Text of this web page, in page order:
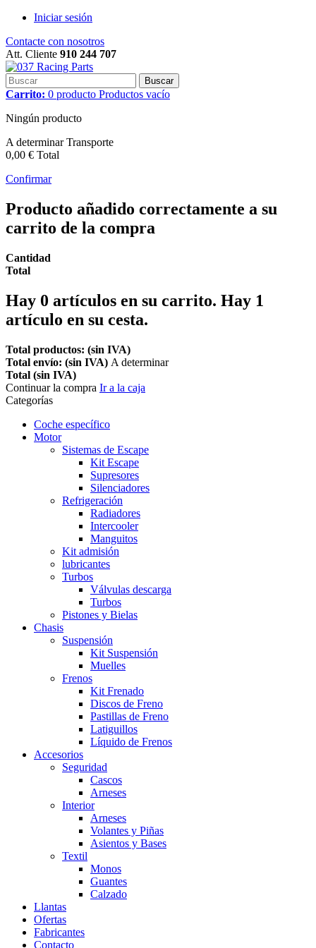
Iniciar sesión
Contacte con nosotros
Att. Cliente 910 244 707
Buscar
Carrito: 0 producto Productos vacío
Ningún producto
A determinarTransporte
0,00 € Total
Confirmar
Producto añadido correctamente a su
carrito de la compra
Cantidad
Total
Hay 0 artículos en su carrito. Hay 1
artículo en su cesta.
Total productos: (sin IVA)
Total envío: (sin IVA) A determinar
Total (sin IVA)
Continuar la compra Ir a la caja
Categorías
Coche específico
Motor
Sistemas de Escape
Kit Escape
Supresores
Silenciadores
Refrigeración
Radiadores
Intercooler
Manguitos
Kit admisión
lubricantes
Turbos
Válvulas descarga
Turbos
Pistones y Bielas
Chasis
Suspensión
Kit Suspensión
Muelles
Frenos
Kit Frenado
Discos de Freno
Pastillas de Freno
Latiguillos
Líquido de Frenos
Accesorios
Seguridad
Cascos
Arneses
Interior
Arneses
Volantes y Piñas
Asientos y Bases
Textil
Monos
Guantes
Calzado
Llantas
Ofertas
Fabricantes
Contacto